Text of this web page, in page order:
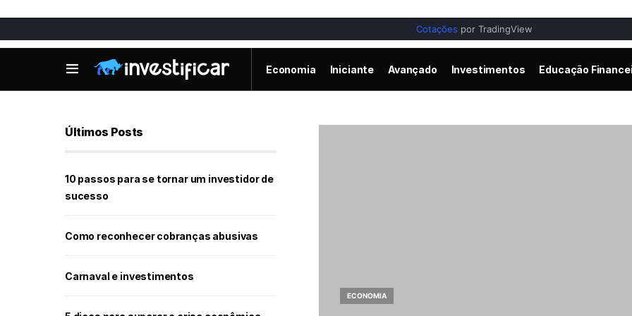
Cotações por TradingView
Economia Iniciante Avançado Investimentos Educação
ECONOMIA
Últimos Posts
10 passos para se tornar um investidor de
sucesso
Como reconhecer cobranças abusivas
Carnaval e investimentos